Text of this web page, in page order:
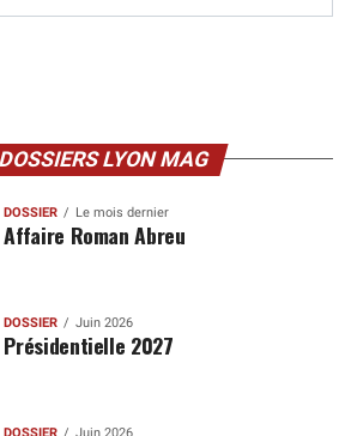
LYON MAG
DOSSIER Le mois dernier
Affaire Roman Abreu
DOSSIER Juin 2026
Présidentielle 2027